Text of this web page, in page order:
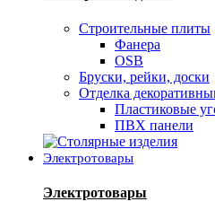
Строительные плиты
Фанера
OSB
Бруски, рейки, доски
Отделка
Пластиковые
ПВХ панели
Электротовары
Электротовары